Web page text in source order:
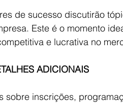
de sucesso discutirão
Este é o momento
e lucrativa no
ADICIONAIS
sobre inscrições,